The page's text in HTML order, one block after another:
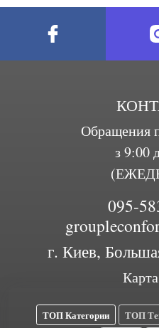
Обращения
з 9:00
095-
г. Киев,
ТОП Категории ТОП